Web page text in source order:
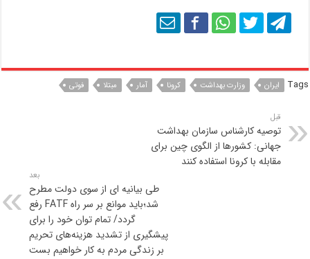
Tags ایران وزارت بهداشت کرونا آمار مبتلا فوتی
قبل
توصیه کارشناس سازمان بهداشت
جهانی: کشورها از الگوی چین برای
مقابله با کرونا استفاده کنند
بعد
طی بیانیه ای از سوی دولت مطرح
شد؛باید موانع بر سر راه FATF رفع
گردد/ تمام توان خود را برای
پیشگیری از تشدید هزینه‌های تحریم
بر زندگی مردم به کار خواهیم بست